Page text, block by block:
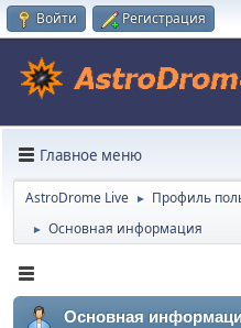
Войти Регистрация
Главное меню
AstroDrome Live ► Профиль
► Основная информация
Основная